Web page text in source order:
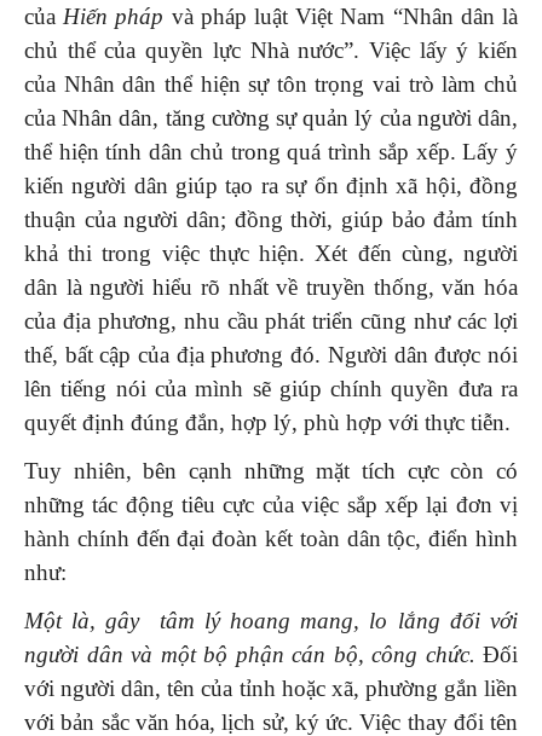
của Hiến pháp và pháp luật Việt Nam “Nhân dân là
chủ thể của quyền lực Nhà nước”. Việc lấy ý kiến
của Nhân dân thể hiện sự tôn trọng vai trò làm chủ
của Nhân dân, tăng cường sự quản lý của người dân,
thể hiện tính dân chủ trong quá trình sắp xếp. Lấy ý
kiến người dân giúp tạo ra sự ổn định xã hội, đồng
thuận của người dân; đồng thời, giúp bảo đảm tính
khả thi trong việc thực hiện. Xét đến cùng, người
dân là người hiểu rõ nhất về truyền thống, văn hóa
của địa phương, nhu cầu phát triển cũng như các lợi
thế, bất cập của địa phương đó. Người dân được nói
lên tiếng nói của mình sẽ giúp chính quyền đưa ra
quyết định đúng đắn, hợp lý, phù hợp với thực tiễn.
Tuy nhiên, bên cạnh những mặt tích cực còn có
những tác động tiêu cực của việc sắp xếp lại đơn vị
hành chính đến đại đoàn kết toàn dân tộc, điển hình
như:
Một là, gây tâm lý hoang mang, lo lắng đối với
người dân và một bộ phận cán bộ, công chức. Đối
với người dân, tên của tỉnh hoặc xã, phường gắn liền
với bản sắc văn hóa, lịch sử, ký ức. Việc thay đổi tên